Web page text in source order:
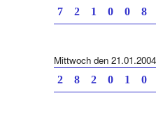
7 2 1 0 0
Mittwoch den 21.01.2004
2 8 2 0 1